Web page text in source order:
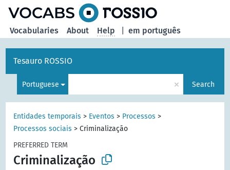
em português
Vocabularies About Help
Tesauro ROSSIO
Portuguese × Search
Entidades temporais > Eventos > Processos >
Processos sociais >Criminalização
PREFERRED TERM
Criminalização